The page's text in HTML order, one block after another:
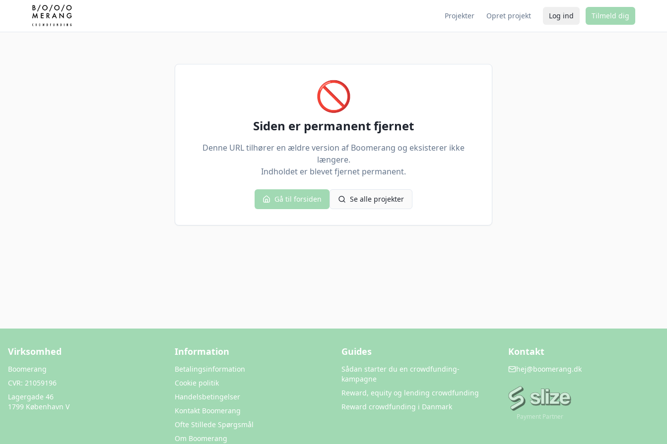
Projekter Opret projekt Log ind Tilmeld dig
🚫
Siden er permanent fjernet
Denne URL tilhører en ældre version af Boomerang og eksisterer ikke
længere.
Indholdet er blevet fjernet permanent.
Gå til forsiden Se alle projekter
Virksomhed
Boomerang
CVR: 21059196
Lagergade 46
1799 København V
Information
Betalingsinformation
Cookie politik
Handelsbetingelser
Kontakt Boomerang
Ofte Stillede Spørgsmål
Om Boomerang
Guides
Sådan starter du en crowdfunding-
kampagne
Reward, equity og lending crowdfunding
Reward crowdfunding i Danmark
Kontakt
hej@boomerang.dk
Payment Partner